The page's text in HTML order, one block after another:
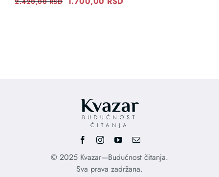
© 2025 Kvazar—Budućnost čitanja.
Sva prava zadržana.